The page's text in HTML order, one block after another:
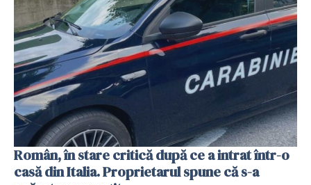
Român, în stare critică după ce a intrat într-o
casă din Italia. Proprietarul spune că s-a